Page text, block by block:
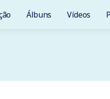
Álbuns Vídeos